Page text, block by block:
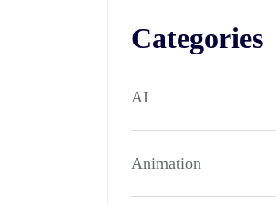
Categories
AI
Animation